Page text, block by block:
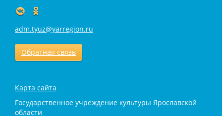
adm.tyuz@yarregion.ru
Обратная связь
Карта сайта
Государственное учреждение культуры Ярославской
области